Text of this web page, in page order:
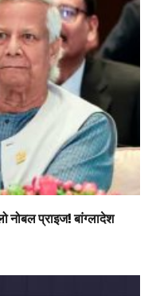
नोबल प्राइज! बांग्लादेश